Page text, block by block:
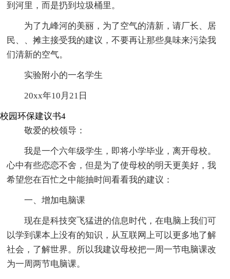
到河里，而是扔到垃圾桶里。
为了九峰河的美丽，为了空气的清新，请厂长、居
民、、摊主接受我的建议，不要再让那些臭味来污染我
们清新的空气。
实验附小的一名学生
20xx年10月21日
校园环保建议书4
敬爱的校领导：
我是一个六年级学生，即将小学毕业，离开母校。
心中有些恋恋不舍，但是为了使母校的明天更美好，我
希望您在百忙之中能抽时间看看我的建议：
一、增加电脑课
现在是科技突飞猛进的信息时代，在电脑上我们可
以学到课本上没有的知识，从互联网上可以更多地了解
社会，了解世界。所以我建议母校把一周一节电脑课改
为一周两节电脑课。